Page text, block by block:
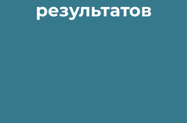
результатов